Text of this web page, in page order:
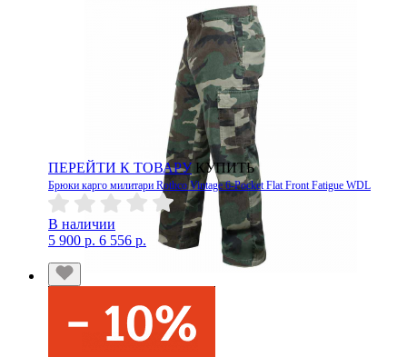
ПЕРЕЙТИ К ТОВАРУ КУПИТЬ
Брюки карго милитари Rothco Vintage 6-Pocket Flat Front Fatigue WDL
В наличии
5 900 р. 6 556 р.